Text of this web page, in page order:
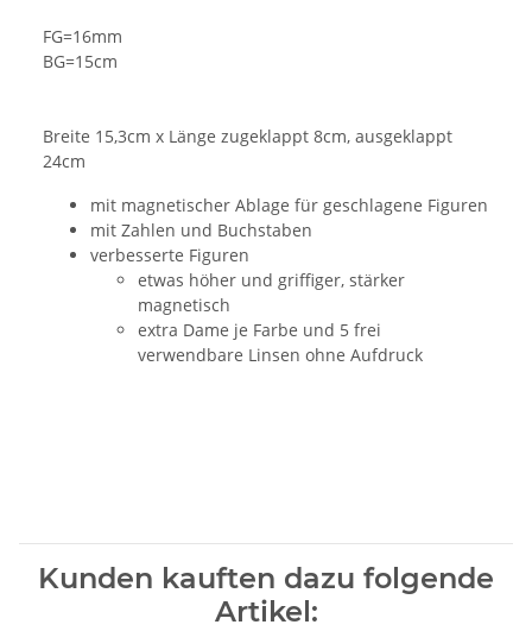
FG=16mm
BG=15cm
Breite 15,3cm x Länge zugeklappt 8cm, ausgeklappt
24cm
mit magnetischer Ablage für geschlagene Figuren
mit Zahlen und Buchstaben
verbesserte Figuren
etwas höher und griffiger, stärker
magnetisch
extra Dame je Farbe und 5 frei
verwendbare Linsen ohne Aufdruck
Kunden kauften dazu folgende
Artikel: